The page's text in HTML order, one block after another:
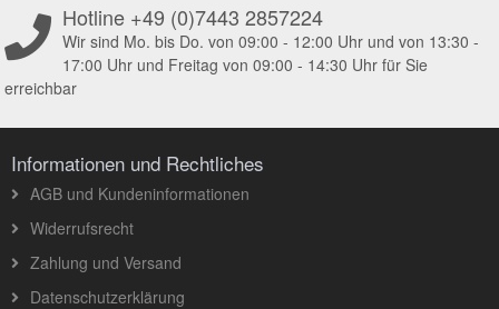
Hotline +49 (0)7443 2857224
Wir sind Mo. bis Do. von 09:00 - 12:00 Uhr und von 13:30 -
17:00 Uhr und Freitag von 09:00 - 14:30 Uhr für Sie
erreichbar
Informationen und Rechtliches
AGB und Kundeninformationen
Widerrufsrecht
Zahlung und Versand
Datenschutzerklärung